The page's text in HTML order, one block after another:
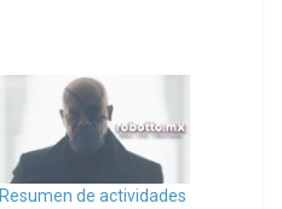
Resumen de actividades